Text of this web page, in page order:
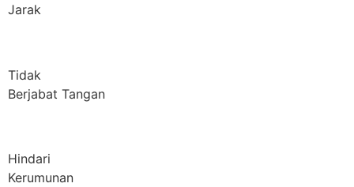
Jarak
Tidak
Berjabat Tangan
Hindari
Kerumunan